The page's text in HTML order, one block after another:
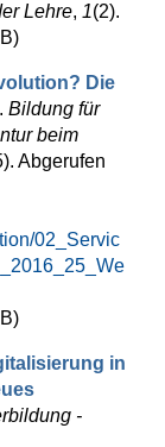
Lehre, 1(2).
Die
. Bildung für
beim
Abgerufen
02_Servic
in
-